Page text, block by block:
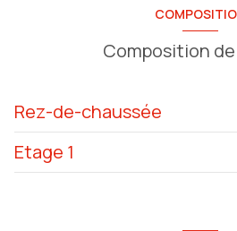
Composition
Rez-de-chaussée
salon/sejour
Etage 1